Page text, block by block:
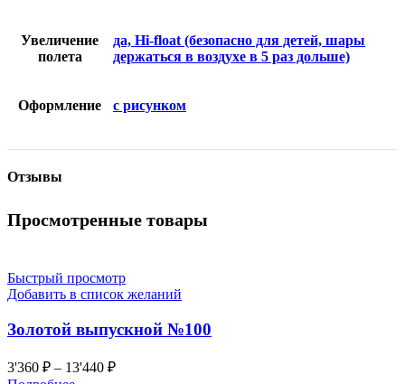
Увеличение
полета
да, Hi-float (безопасно для детей, шары
держаться в воздухе в 5 раз дольше)
Оформление с рисунком
Отзывы
Просмотренные товары
Быстрый просмотр
Добавить в список желаний
Золотой выпускной №100
3'360 ₽ – 13'440 ₽